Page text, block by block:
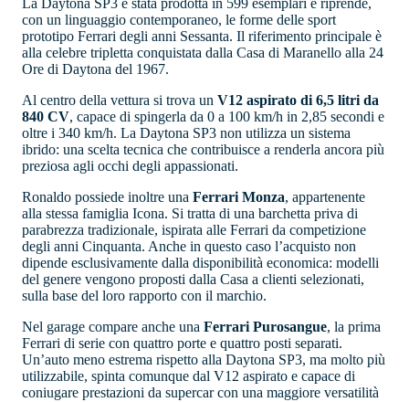
La Daytona SP3 è stata prodotta in 599 esemplari e riprende,
con un linguaggio contemporaneo, le forme delle sport
prototipo Ferrari degli anni Sessanta. Il riferimento principale è
alla celebre tripletta conquistata dalla Casa di Maranello alla 24
Ore di Daytona del 1967.
Al centro della vettura si trova un V12 aspirato di 6,5 litri da
840 CV, capace di spingerla da 0 a 100 km/h in 2,85 secondi e
oltre i 340 km/h. La Daytona SP3 non utilizza un sistema
ibrido: una scelta tecnica che contribuisce a renderla ancora più
preziosa agli occhi degli appassionati.
Ronaldo possiede inoltre una Ferrari Monza, appartenente
alla stessa famiglia Icona. Si tratta di una barchetta priva di
parabrezza tradizionale, ispirata alle Ferrari da competizione
degli anni Cinquanta. Anche in questo caso l’acquisto non
dipende esclusivamente dalla disponibilità economica: modelli
del genere vengono proposti dalla Casa a clienti selezionati,
sulla base del loro rapporto con il marchio.
Nel garage compare anche una Ferrari Purosangue, la prima
Ferrari di serie con quattro porte e quattro posti separati.
Un’auto meno estrema rispetto alla Daytona SP3, ma molto più
utilizzabile, spinta comunque dal V12 aspirato e capace di
coniugare prestazioni da supercar con una maggiore versatilità